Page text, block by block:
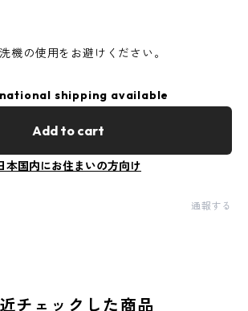
機の使用をお避けください。
shipping available
Add to cart
本国内にお住まいの方向け
通報する
チェックした商品